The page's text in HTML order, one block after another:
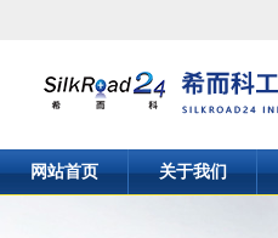
网站首页 关于我们